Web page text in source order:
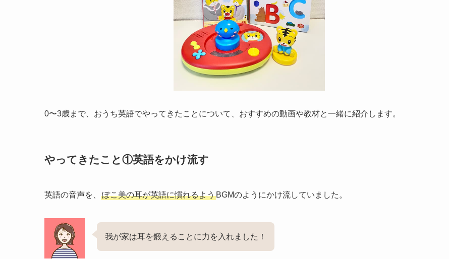
0〜3歳まで、おうち英語でやってきたことについて、おすすめの動画や教材と一緒に紹介します。
やってきたこと①英語をかけ流す
英語の音声を、 ぽこ美の耳が英語に慣れるよう BGMのようにかけ流していました。
我が家は耳を鍛えることに力を入れました！